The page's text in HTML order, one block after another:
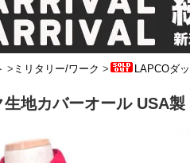
> ミリタリー/ワーク >
LAPCOダ
地カバーオール USA製